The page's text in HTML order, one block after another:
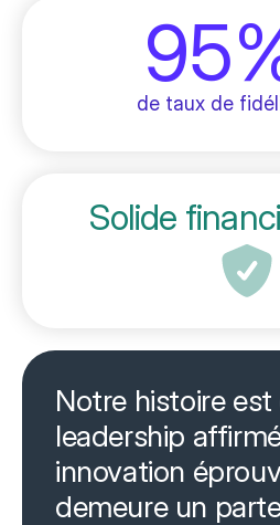
de taux de
Solide
Notre histoire est
leadership
innovation
demeure un